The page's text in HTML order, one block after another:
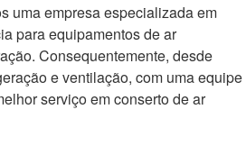
uma empresa especializada em
para equipamentos de ar
Consequentemente, desde
e ventilação, com uma equipe
serviço em conserto de ar